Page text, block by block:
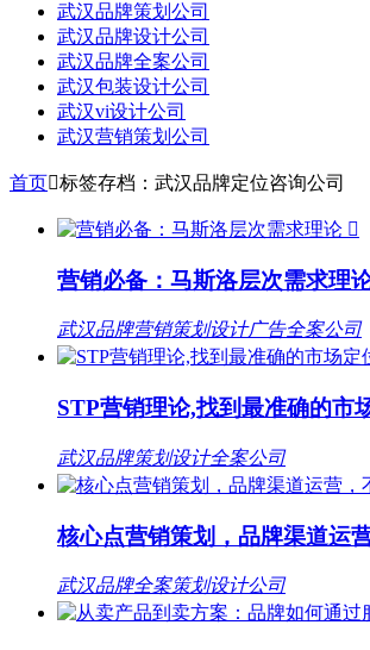
武汉品牌策划公司
武汉品牌设计公司
武汉品牌全案公司
武汉包装设计公司
武汉vi设计公司
武汉营销策划公司
首页标签存档：武汉品牌定位咨询公司

营销必备：马斯洛层次需求理
武汉品牌营销策划设计广告全案公司
STP营销理论,找到最准确的市
武汉品牌策划设计全案公司
核心点营销策划，品牌渠道运
武汉品牌全案策划设计公司